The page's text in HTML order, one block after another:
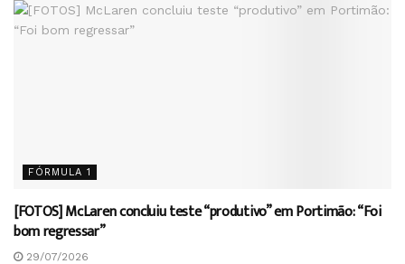
FÓRMULA 1
[FOTOS] McLaren concluiu teste “produtivo” em Portimão: “Foi
bom regressar”
29/07/2026